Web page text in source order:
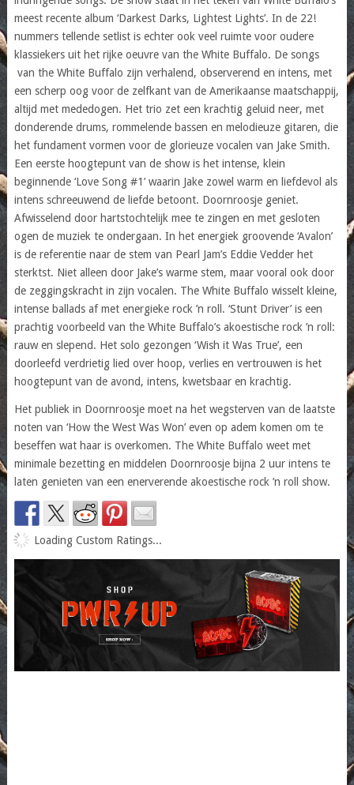
meest recente album ‘Darkest Darks, Lightest Lights’. In de 22!
nummers tellende setlist is echter ook veel ruimte voor oudere
klassiekers uit het rijke oeuvre van the White Buffalo. De songs
van the White Buffalo zijn verhalend, observerend en intens, met
een scherp oog voor de zelfkant van de Amerikaanse maatschappij,
altijd met mededogen. Het trio zet een krachtig geluid neer, met
donderende drums, rommelende bassen en melodieuze gitaren, die
het fundament vormen voor de glorieuze vocalen van Jake Smith.
Een eerste hoogtepunt van de show is het intense, klein
beginnende ‘Love Song #1’ waarin Jake zowel warm en liefdevol als
intens schreeuwend de liefde betoont. Doornroosje geniet.
Afwisselend door hartstochtelijk mee te zingen en met gesloten
ogen de muziek te ondergaan. In het energiek groovende ‘Avalon’
is de referentie naar de stem van Pearl Jam’s Eddie Vedder het
sterktst. Niet alleen door Jake’s warme stem, maar vooral ook door
de zeggingskracht in zijn vocalen. The White Buffalo wisselt kleine,
intense ballads af met energieke rock ’n roll. ‘Stunt Driver’ is een
prachtig voorbeeld van the White Buffalo’s akoestische rock ’n roll:
rauw en slepend. Het solo gezongen ‘Wish it Was True’, een
doorleefd verdrietig lied over hoop, verlies en vertrouwen is het
hoogtepunt van de avond, intens, kwetsbaar en krachtig.
Het publiek in Doornroosje moet na het wegsterven van de laatste
noten van ‘How the West Was Won’ even op adem komen om te
beseffen wat haar is overkomen. The White Buffalo weet met
minimale bezetting en middelen Doornroosje bijna 2 uur intens te
laten genieten van een enerverende akoestische rock ’n roll show.
Loading Custom Ratings...